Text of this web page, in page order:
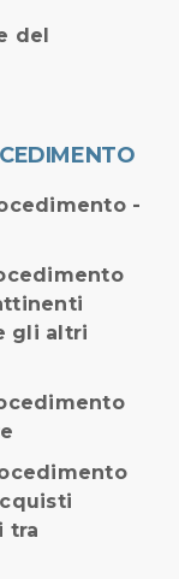
del
-
gli altri
tra